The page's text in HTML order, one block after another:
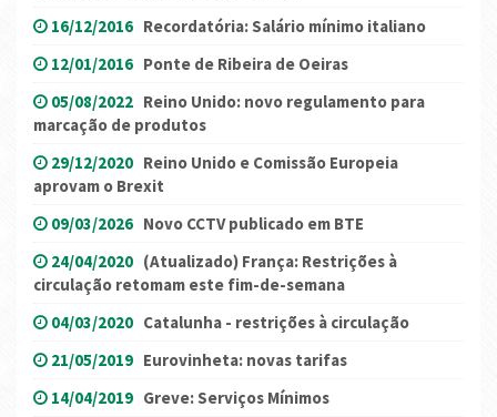
16/12/2016 Recordatória: Salário mínimo italiano
12/01/2016 Ponte de Ribeira de Oeiras
05/08/2022 Reino Unido: novo regulamento para
marcação de produtos
29/12/2020 Reino Unido e Comissão Europeia
aprovam o Brexit
09/03/2026 Novo CCTV publicado em BTE
24/04/2020 (Atualizado) França: Restrições à
circulação retomam este fim-de-semana
04/03/2020 Catalunha - restrições à circulação
21/05/2019 Eurovinheta: novas tarifas
14/04/2019 Greve: Serviços Mínimos